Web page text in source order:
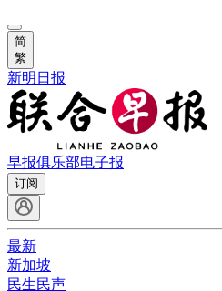
简
繁
新明日报
早报俱乐部电子报
订阅
最新
新加坡
民生民声